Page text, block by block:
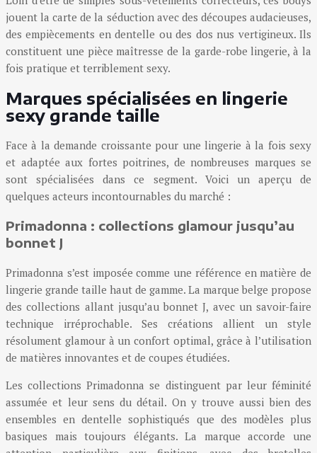
jouent la carte de la séduction avec des découpes audacieuses,
des empiècements en dentelle ou des dos nus vertigineux. Ils
constituent une pièce maîtresse de la garde-robe lingerie, à la
fois pratique et terriblement sexy.
Marques spécialisées en lingerie
sexy grande taille
Face à la demande croissante pour une lingerie à la fois sexy
et adaptée aux fortes poitrines, de nombreuses marques se
sont spécialisées dans ce segment. Voici un aperçu de
quelques acteurs incontournables du marché :
Primadonna : collections glamour jusqu’au
bonnet J
Primadonna s’est imposée comme une référence en matière de
lingerie grande taille haut de gamme. La marque belge propose
des collections allant jusqu’au bonnet J, avec un savoir-faire
technique irréprochable. Ses créations allient un style
résolument glamour à un confort optimal, grâce à l’utilisation
de matières innovantes et de coupes étudiées.
Les collections Primadonna se distinguent par leur féminité
assumée et leur sens du détail. On y trouve aussi bien des
ensembles en dentelle sophistiqués que des modèles plus
basiques mais toujours élégants. La marque accorde une